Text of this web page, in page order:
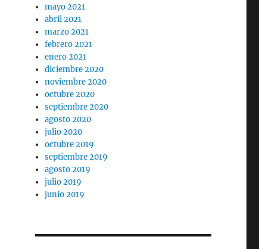
mayo 2021
abril 2021
marzo 2021
febrero 2021
enero 2021
diciembre 2020
noviembre 2020
octubre 2020
septiembre 2020
agosto 2020
julio 2020
octubre 2019
septiembre 2019
agosto 2019
julio 2019
junio 2019